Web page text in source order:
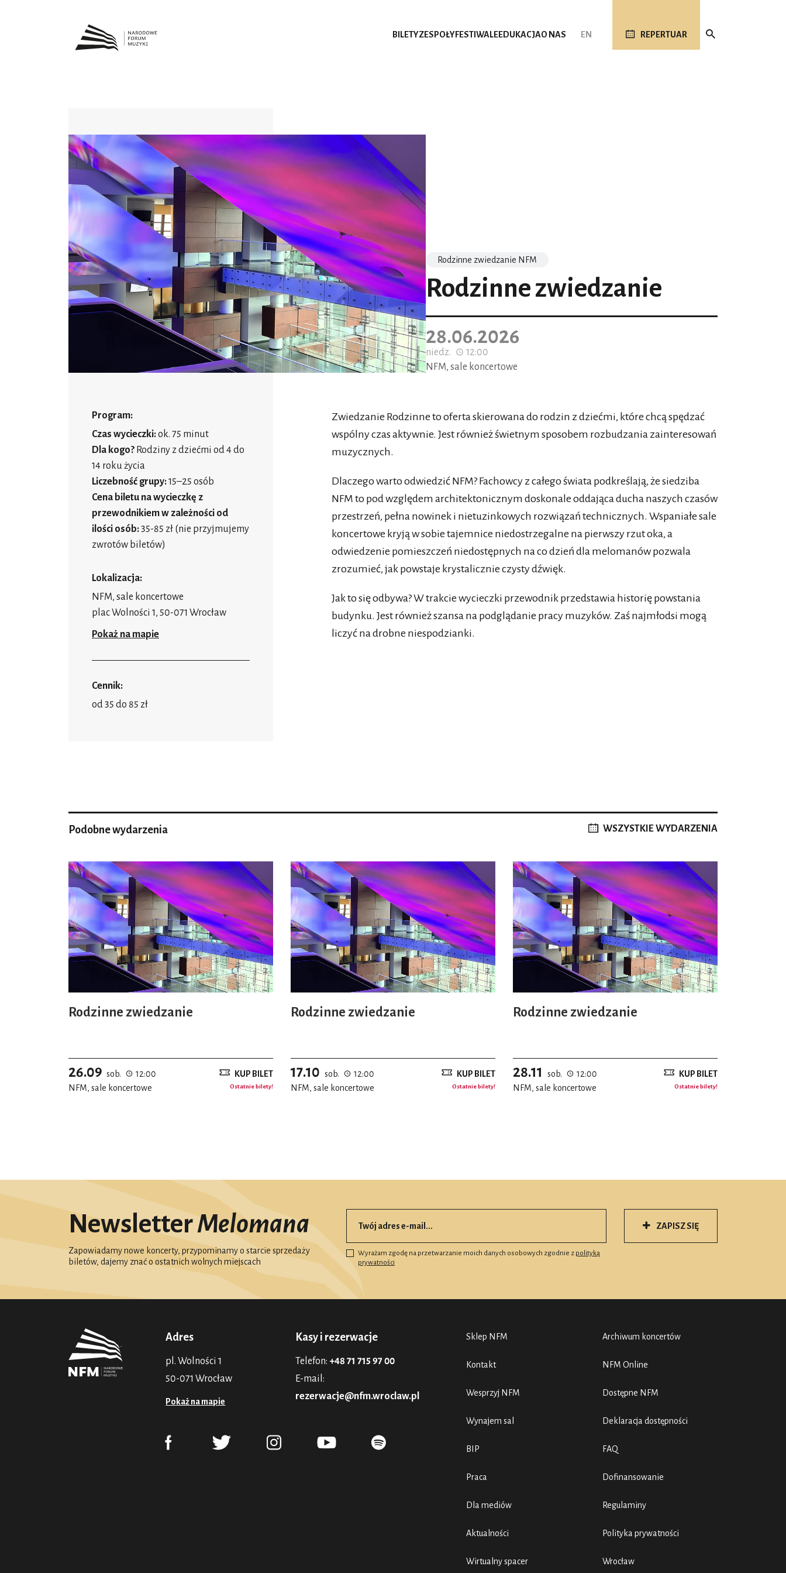
BILETYZESPOŁYFESTIWALEEDUKACJAO NAS EN REPERTUAR
Rodzinne zwiedzanie NFM
Rodzinne zwiedzanie
28.06.2026
niedz.
12:00
NFM, sale koncertowe
Program:
Czas wycieczki:ok. 75 minut
Dla kogo? Rodziny z dziećmi od 4 do
14 roku życia
Liczebność grupy:15–25 osób
Cena biletu na wycieczkę z
przewodnikiem w zależności od
ilości osób:35-85 zł (nie przyjmujemy
zwrotów biletów)
Lokalizacja:
NFM, sale koncertowe
plac Wolności 1, 50-071 Wrocław
Pokaż na mapie
Cennik:
od 35 do 85 zł
Zwiedzanie Rodzinne to oferta skierowana do rodzin z dziećmi, które chcą spędzać
wspólny czas aktywnie. Jest również świetnym sposobem rozbudzania zainteresowań
muzycznych.
Dlaczego warto odwiedzić NFM? Fachowcy z całego świata podkreślają, że siedziba
NFM to pod względem architektonicznym doskonale oddająca ducha naszych czasów
przestrzeń, pełna nowinek i nietuzinkowych rozwiązań technicznych. Wspaniałe sale
koncertowe kryją w sobie tajemnice niedostrzegalne na pierwszy rzut oka, a
odwiedzenie pomieszczeń niedostępnych na co dzień dla melomanów pozwala
zrozumieć, jak powstaje krystalicznie czysty dźwięk.
Jak to się odbywa? W trakcie wycieczki przewodnik przedstawia historię powstania
budynku. Jest również szansa na podglądanie pracy muzyków. Zaś najmłodsi mogą
liczyć na drobne niespodzianki.
Podobne wydarzenia WSZYSTKIE WYDARZENIA
Rodzinne zwiedzanie
26.09 sob.
12:00
NFM, sale koncertowe
KUP BILET
Ostatnie bilety!
Rodzinne zwiedzanie
17.10 sob.
12:00
NFM, sale koncertowe
KUP BILET
Ostatnie bilety!
Rodzinne zwiedzanie
28.11 sob.
12:00
NFM, sale koncertowe
KUP BILET
Ostatnie bilety!
NewsletterMelomana
Zapowiadamy nowe koncerty, przypominamy o starcie sprzedaży
biletów, dajemy znać o ostatnich wolnych miejscach
Wyrażam zgodę na przetwarzanie moich danych osobowych zgodnie z polityką
prywatności
ZAPISZ SIĘ
Adres
pl. Wolności 1
50-071 Wrocław
Pokaż na mapie
Kasy i rezerwacje
Telefon: +48 71 715 97 00
E-mail:
rezerwacje@nfm.wroclaw.pl
Sklep NFM
Kontakt
Wesprzyj NFM
Wynajem sal
BIP
Praca
Dla mediów
Aktualności
Wirtualny spacer
Archiwum koncertów
NFM Online
Dostępne NFM
Deklaracja dostępności
FAQ
Dofinansowanie
Regulaminy
Polityka prywatności
Wrocław